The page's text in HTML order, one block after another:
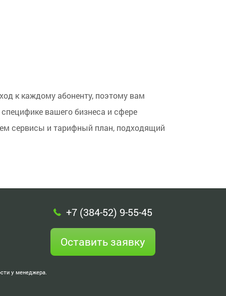
к каждому абоненту, поэтому вам
вашего бизнеса и сфере
сервисы и тарифный план, подходящий
+7 (384-52) 9-55-45
Оставить заявку
у менеджера.